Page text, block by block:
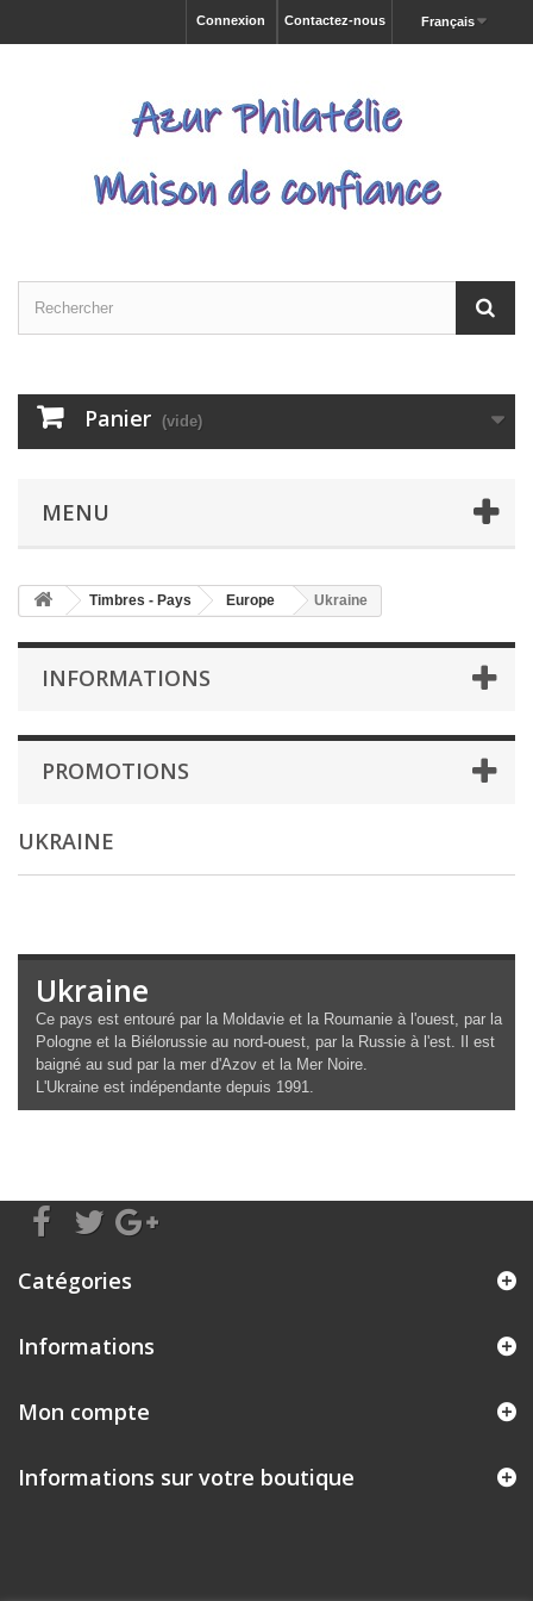
Français
Contactez-nous
Connexion
Panier (vide)
MENU
Timbres - Pays Europe Ukraine
INFORMATIONS
PROMOTIONS
UKRAINE
Ukraine
Ce pays est entouré par la Moldavie et la Roumanie à l'ouest, par la
Pologne et la Biélorussie au nord-ouest, par la Russie à l'est. Il est
baigné au sud par la mer d'Azov et la Mer Noire.
L'Ukraine est indépendante depuis 1991.
Catégories
Informations
Mon compte
Informations sur votre boutique